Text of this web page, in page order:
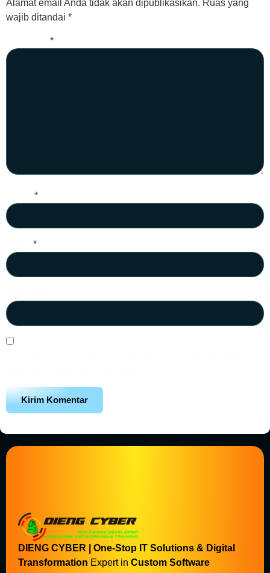
Alamat email Anda tidak akan dipublikasikan. Ruas yang
wajib ditandai *
*
*
*
DIENG CYBER | One-Stop IT Solutions & Digital
Transformation Expert in Custom Software